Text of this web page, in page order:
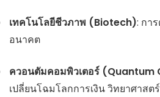
เทคโนโลยีชีวภาพ (Biotech): กา
อนาคต
ควอนตัมคอมพิวเตอร์
เปลี่ยนโฉมโลกการเงิน วิทยาศาสต